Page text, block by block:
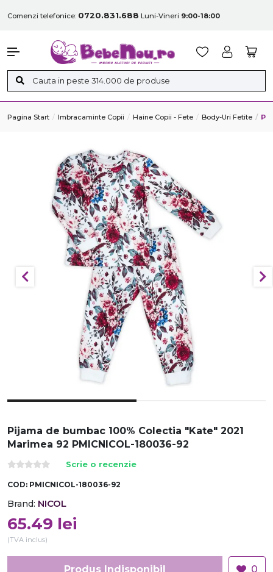
Comenzi telefonice: 0720.831.688 Luni-Vineri 9:00-18:00
Pagina Start Imbracaminte Copii Haine Copii - Fete Body-Uri Fetite
Pijama de bumbac 100% Colectia "Kate" 2021
Marimea 92 PMICNICOL-180036-92
Scrie o recenzie
COD: PMICNICOL-180036-92
Brand: NICOL
65.49 lei
(TVA inclus)
Produs Indisponibil
0